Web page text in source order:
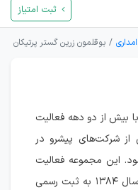
ثبت امتیاز
بوقلمون زرین گستر پرتیکان
بیش از دو دهه فعالیت
از شرکت‌های پیشرو در
این مجموعه فعالیت
خود را از سال ۱۳۸۰ آغاز کرده و در سال ۱۳۸۴ به ثبت رسمی